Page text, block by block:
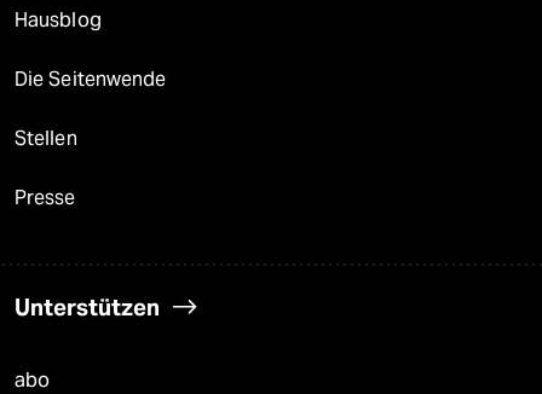
Hausblog
Die Seitenwende
Stellen
Presse
Unterstützen
abo